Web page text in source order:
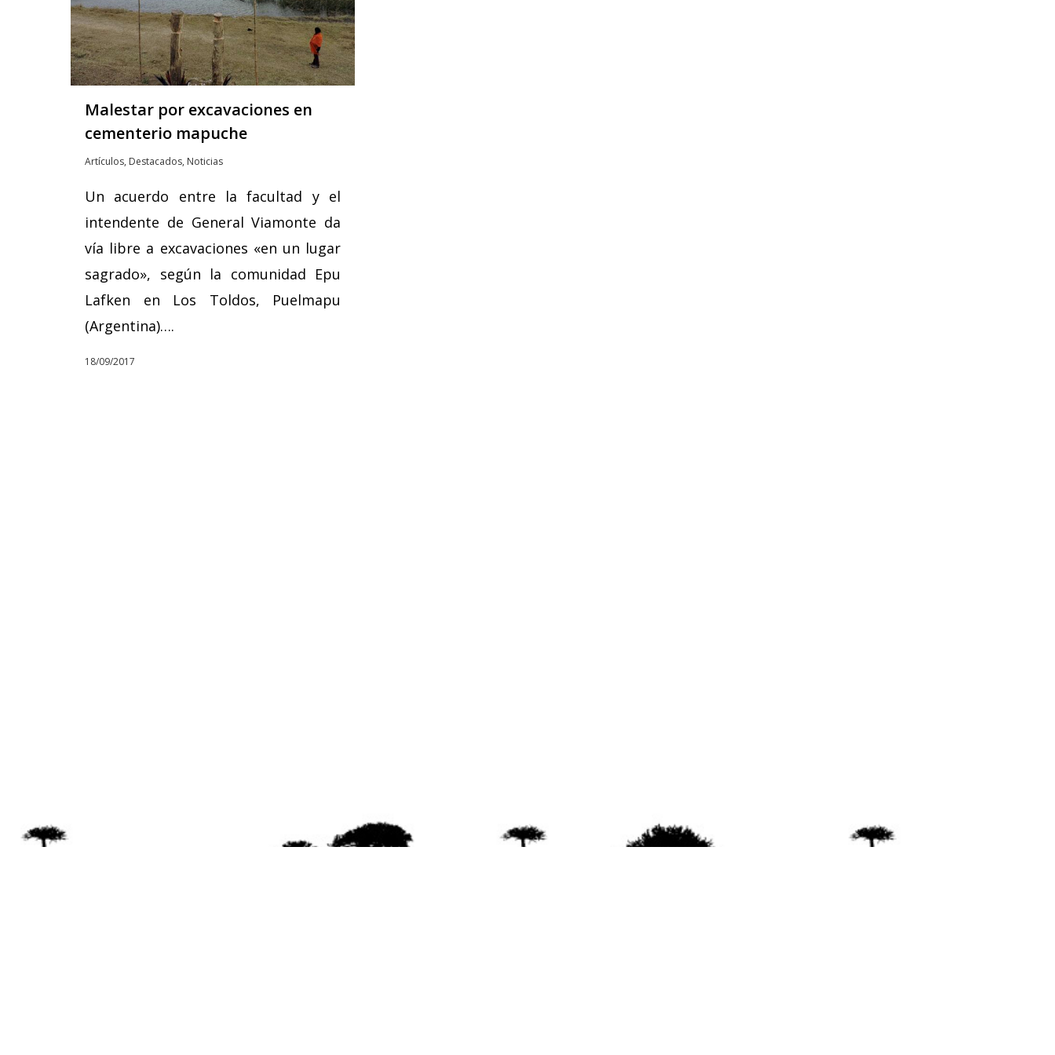
Malestar por excavaciones en
cementerio mapuche
Artículos, Destacados, Noticias
Un acuerdo entre la facultad y el
intendente de General Viamonte da
vía libre a excavaciones «en un lugar
sagrado», según la comunidad Epu
Lafken en Los Toldos, Puelmapu
(Argentina)….
18/09/2017